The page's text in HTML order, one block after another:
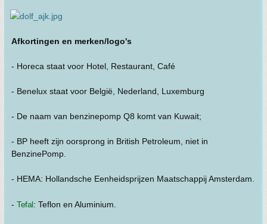
Afkortingen en merken/logo's
- Horeca staat voor Hotel, Restaurant, Café
- Benelux staat voor België, Nederland, Luxemburg
- De naam van benzinepomp Q8 komt van Kuwait;
- BP heeft zijn oorsprong in British Petroleum, niet in
BenzinePomp.
- HEMA: Hollandsche Eenheidsprijzen Maatschappij Amsterdam.
- Tefal: Teflon en Aluminium.